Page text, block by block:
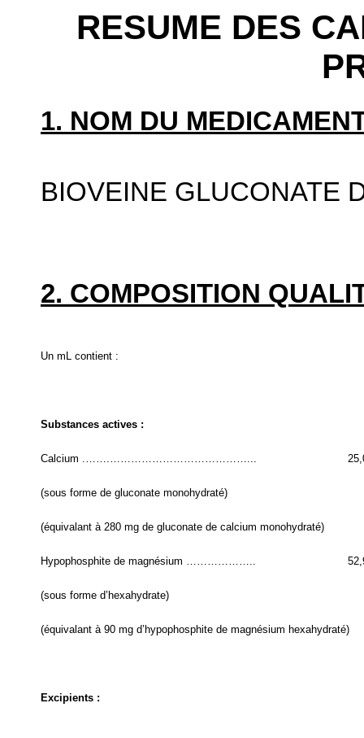
RESUME DES
1. NOM DU
BIOVEINE GLUCONATE
2. COMPOSITION
Un mL contient :
Substances actives :
Calcium .…….…………………………………...
(sous forme de gluconate monohydraté)
(équivalant à 280 mg de gluconate de calcium monohydraté)
Hypophosphite de magnésium ………………..
(sous forme d’hexahydrate)
(équivalant à 90 mg d’hypophosphite de magnésium hexahydraté)
Excipients :